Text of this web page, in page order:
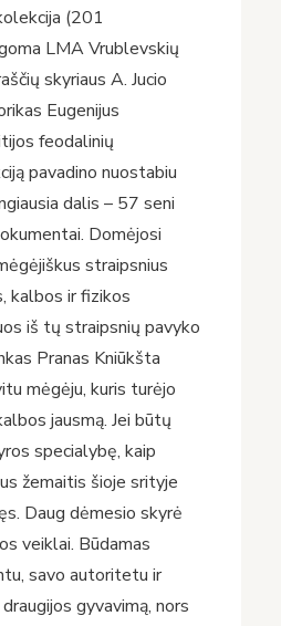
(201
LMA Vrublevskių
skyriaus A. Jucio
Eugenijus
feodalinių
pavadino nuostabiu
dalis – 57 seni
Domėjosi
straipsnius
kalbos ir fizikos
iš tų straipsnių pavyko
Pranas Kniūkšta
mėgėju, kuris turėjo
jausmą. Jei būtų
specialybę, kaip
žemaitis šioje srityje
Daug dėmesio skyrė
veiklai. Būdamas
savo autoritetu ir
gyvavimą, nors